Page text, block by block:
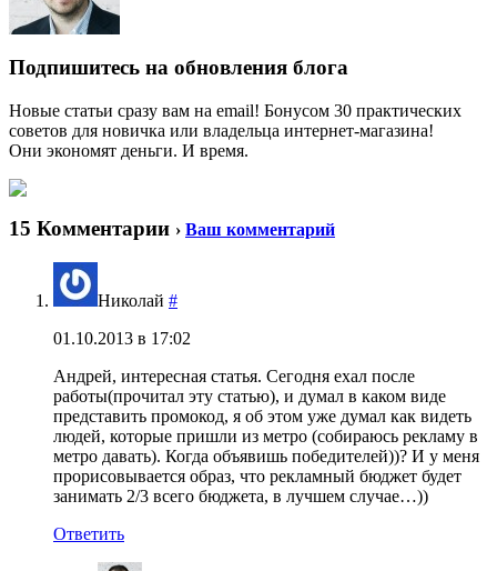
Подпишитесь на обновления блога
Новые статьи сразу вам на email! Бонусом 30 практических
советов для новичка или владельца интернет-магазина!
Они экономят деньги. И время.
15 Комментарии › Ваш комментарий
Николай #
01.10.2013 в 17:02
Андрей, интересная статья. Сегодня ехал после
работы(прочитал эту статью), и думал в каком виде
представить промокод, я об этом уже думал как видеть
людей, которые пришли из метро (собираюсь рекламу в
метро давать). Когда объявишь победителей))? И у меня
прорисовывается образ, что рекламный бюджет будет
занимать 2/3 всего бюджета, в лучшем случае…))
Ответить